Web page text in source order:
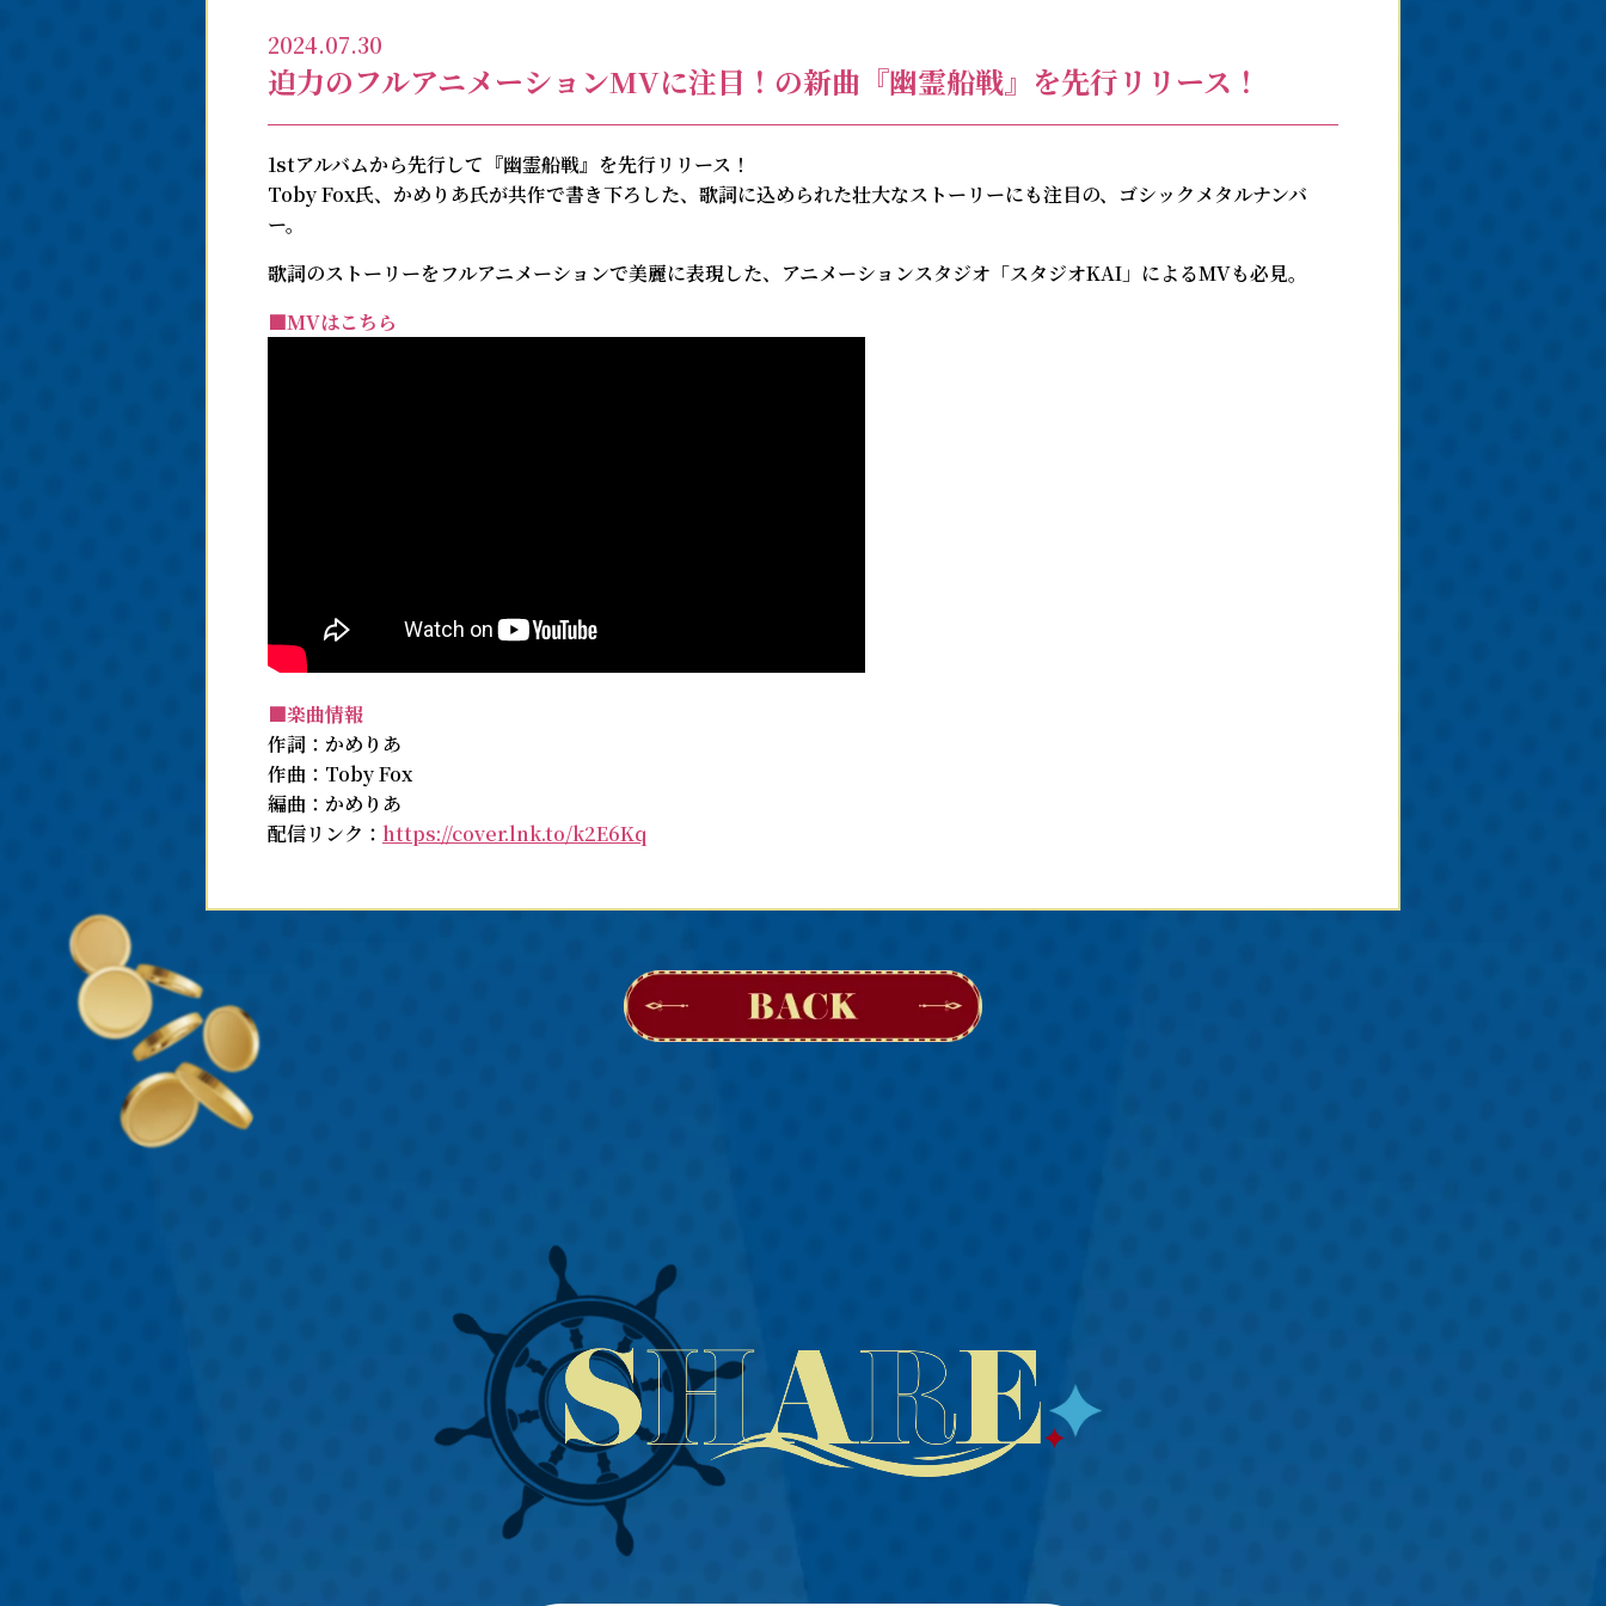
ALBUM
MERCH
2024.07.30
迫⼒のフルアニメーションMVに注⽬！の新曲『幽霊船戦』を先⾏リリース！
1stアルバムから先行して『幽霊船戦』を先行リリース！
Toby Fox氏、かめりあ氏が共作で書き下ろした、歌詞に込められた壮大なストーリーにも注目の、ゴシックメタルナンバ
ー。
歌詞のストーリーをフルアニメーションで美麗に表現した、アニメーションスタジオ「スタジオKAI」によるMVも必⾒。
■MVはこちら
■楽曲情報
作詞：かめりあ
作曲：Toby Fox
編曲：かめりあ
配信リンク： https://cover.lnk.to/k2E6Kq